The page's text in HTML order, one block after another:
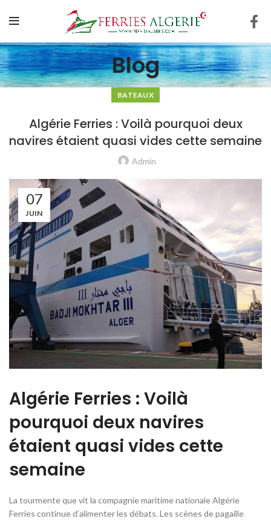
Blog
BATEAUX
Algérie Ferries : Voilà pourquoi deux
navires étaient quasi vides cette semaine
Admin
07
JUIN
Algérie Ferries : Voilà
pourquoi deux navires
étaient quasi vides cette
semaine
La tourmente que vit la compagnie maritime nationale Algérie
Ferries continue d’alimenter les débats. Les scènes de pagaille